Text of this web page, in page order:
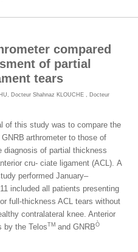
compared
of partial
tears
Docteur Shahnaz KLOUCHE
Docteur
of this study was to compare the
arthrometer to those of
diagnosis of partial thickness
cru- ciate ligament (ACL). A
performed January–
included all patients presenting
full-thickness ACL tears without
contralateral knee. Anterior
by the TelosTM and GNRBÒ